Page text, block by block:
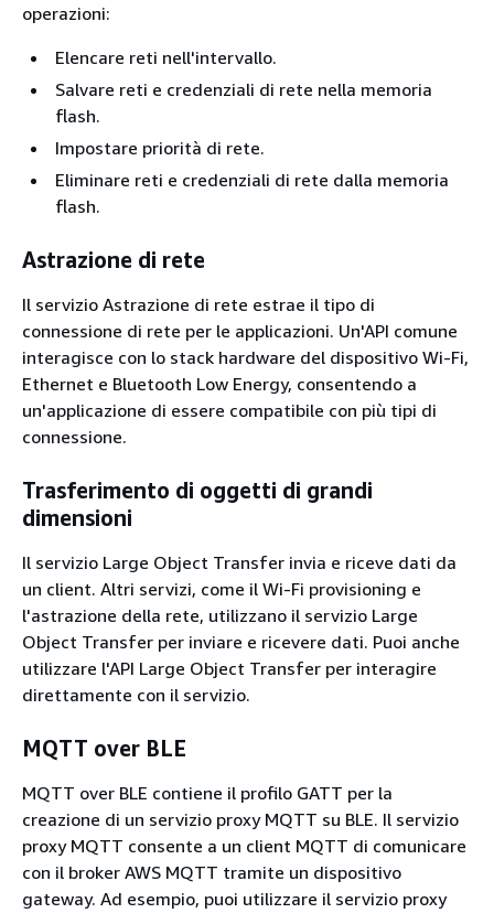
operazioni:
Elencare reti nell'intervallo.
Salvare reti e credenziali di rete nella memoria
flash.
Impostare priorità di rete.
Eliminare reti e credenziali di rete dalla memoria
flash.
Astrazione di rete
Il servizio Astrazione di rete estrae il tipo di
connessione di rete per le applicazioni. Un'API comune
interagisce con lo stack hardware del dispositivo Wi-Fi,
Ethernet e Bluetooth Low Energy, consentendo a
un'applicazione di essere compatibile con più tipi di
connessione.
Trasferimento di oggetti di grandi
dimensioni
Il servizio Large Object Transfer invia e riceve dati da
un client. Altri servizi, come il Wi-Fi provisioning e
l'astrazione della rete, utilizzano il servizio Large
Object Transfer per inviare e ricevere dati. Puoi anche
utilizzare l'API Large Object Transfer per interagire
direttamente con il servizio.
MQTT over BLE
MQTT over BLE contiene il profilo GATT per la
creazione di un servizio proxy MQTT su BLE. Il servizio
proxy MQTT consente a un client MQTT di comunicare
con il broker AWS MQTT tramite un dispositivo
gateway. Ad esempio, puoi utilizzare il servizio proxy